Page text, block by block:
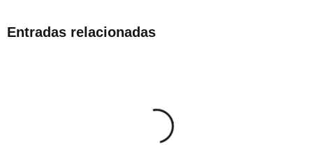
Entradas relacionadas